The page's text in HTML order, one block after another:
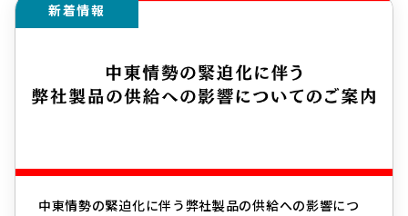
新着情報
中東情勢の緊迫化に伴う弊社製品の供給への影響につ